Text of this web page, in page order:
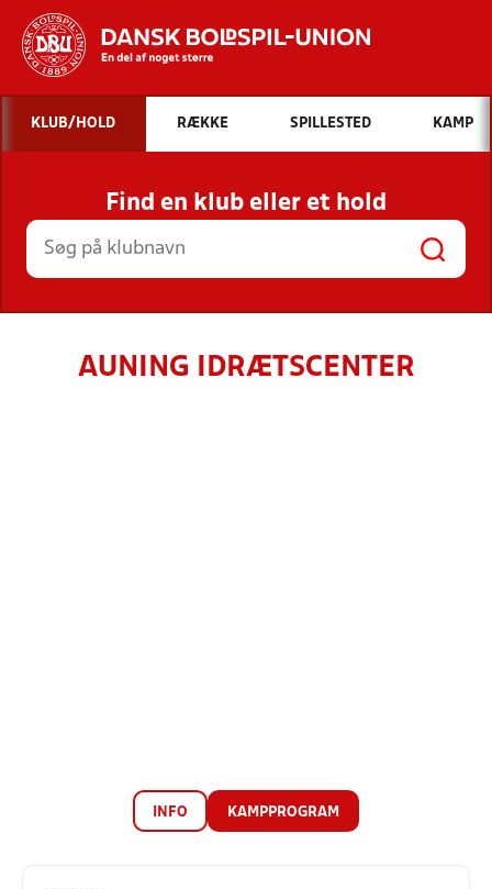
Hvad vil du søge efter?
INDHOLD OG NYHEDER
STILLINGER, RESULTATER, KLUBBER OG
HOLD
KLUB/HOLD RÆKKE SPILLESTED KAMP
Find en klub eller et hold
AUNING IDRÆTSCENTER
INFO KAMPPROGRAM